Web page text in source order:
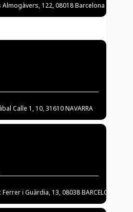
122, 08018 Barcelona
Calle 1, 10, 31610 NAVARRA
i Guàrdia, 13, 08038 BARCELONA